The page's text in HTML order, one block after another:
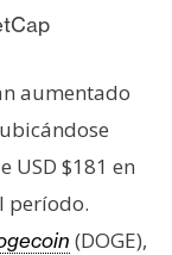
aumentado
USD $181 en
período.
(DOGE),